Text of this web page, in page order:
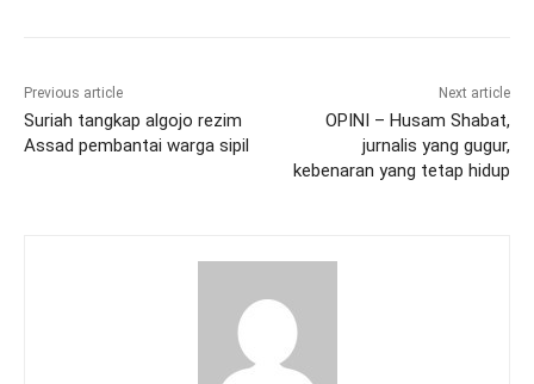
Previous article
Suriah tangkap algojo rezim
Assad pembantai warga sipil
Next article
OPINI – Husam Shabat,
jurnalis yang gugur,
kebenaran yang tetap hidup